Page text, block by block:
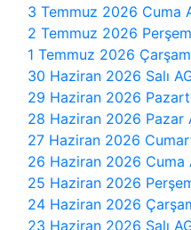
3 Temmuz 2026 Cuma
2 Temmuz 2026
1 Temmuz 2026
30 Haziran 2026 Salı
29 Haziran 2026
28 Haziran 2026 Pazar
27 Haziran 2026
26 Haziran 2026 Cuma
25 Haziran 2026
24 Haziran 2026
23 Haziran 2026 Salı